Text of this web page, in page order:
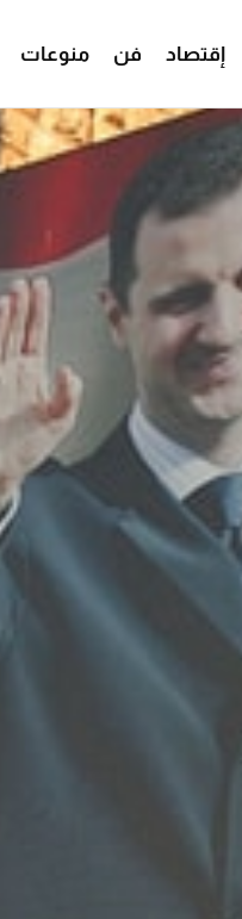
إقتصاد فن منوعات